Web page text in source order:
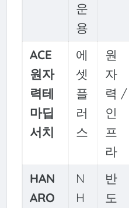
운
용
ACE
원자
력테
마딥
서치
에
셋
플
러
스
원
자
력 /
인
프
라
HAN
ARO
N
H
반
도